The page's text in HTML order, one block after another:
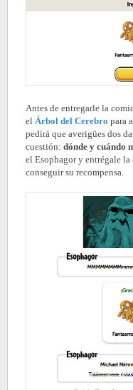
Antes de entregarle la
el Árbol del Cerebro para
pedirá que averigües dos
cuestión: dónde y cuándo
el Esophagor y entrégale
conseguir su recompensa.